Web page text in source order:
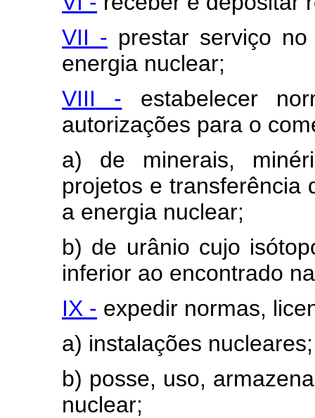
VII - prestar serviço
energia nuclear;
VIII - estabelecer
autorizações para o
a) de minerais,
projetos e transferência
a energia nuclear;
b) de urânio cujo
inferior ao encontrado
IX - expedir normas,
a) instalações nucleares;
b) posse, uso,
nuclear;